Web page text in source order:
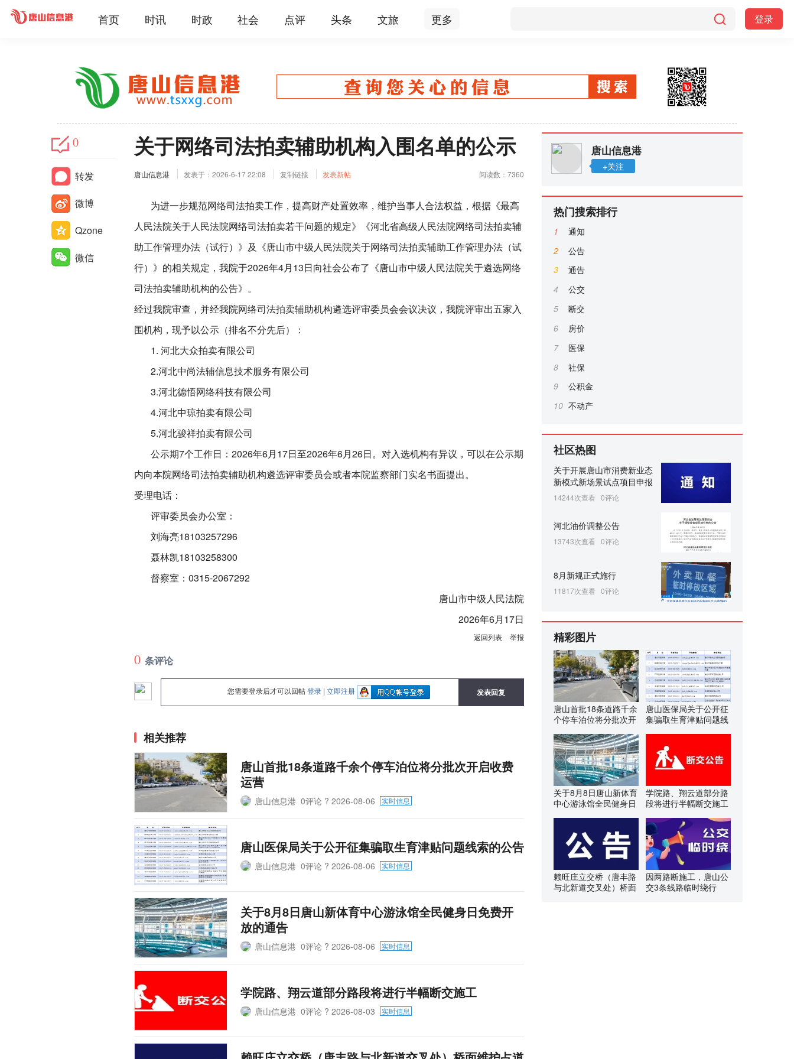
首页 时讯 时政 社会 点评 头条 文旅 更多 登录
0
转发
微博
Qzone
微信
关于网络司法拍卖辅助机构入围名单的公示
唐山信息港 发表于：2026-6-17 22:08 复制链接 发表新帖 阅读数：7360
为进一步规范网络司法拍卖工作，提高财产处置效率，维护当事人合法权益，根据《最高
人民法院关于人民法院网络司法拍卖若干问题的规定》《河北省高级人民法院网络司法拍卖辅
助工作管理办法（试行）》及《唐山市中级人民法院关于网络司法拍卖辅助工作管理办法（试
行）》的相关规定，我院于2026年4月13日向社会公布了《唐山市中级人民法院关于遴选网络
司法拍卖辅助机构的公告》。
经过我院审查，并经我院网络司法拍卖辅助机构遴选评审委员会会议决议，我院评审出五家入
围机构，现予以公示（排名不分先后）：
1. 河北大众拍卖有限公司
2.河北中尚法辅信息技术服务有限公司
3.河北德悟网络科技有限公司
4.河北中琼拍卖有限公司
5.河北骏祥拍卖有限公司
公示期7个工作日：2026年6月17日至2026年6月26日。对入选机构有异议，可以在公示期
内向本院网络司法拍卖辅助机构遴选评审委员会或者本院监察部门实名书面提出。
受理电话：
评审委员会办公室：
刘海亮18103257296
聂林凯18103258300
督察室：0315-2067292
唐山市中级人民法院
2026年6月17日
返回列表 举报
0 条评论
您需要登录后才可以回帖登录 | 立即注册 发表回复
相关推荐
唐山首批18条道路千余个停车泊位将分批次开启收费
运营
唐山信息港 0评论 ? 2026-08-06 实时信息
唐山医保局关于公开征集骗取生育津贴问题线索的公告
唐山信息港 0评论 ? 2026-08-06 实时信息
关于8月8日唐山新体育中心游泳馆全民健身日免费开
放的通告
唐山信息港 0评论 ? 2026-08-06 实时信息
学院路、翔云道部分路段将进行半幅断交施工
唐山信息港 0评论 ? 2026-08-03 实时信息
唐山信息港
+关注
热门搜索排行
1
通知
2
公告
3
通告
4
公交
5
断交
6
房价
7
医保
8
社保
9
公积金
10 不动产
社区热图
关于开展唐山市消费新业态
新模式新场景试点项目申报
14244次查看 0评论
河北油价调整公告
13743次查看 0评论
8月新规正式施行
11817次查看 0评论
精彩图片
唐山首批18条道路千余
个停车泊位将分批次开
唐山医保局关于公开征
集骗取生育津贴问题线
关于8月8日唐山新体育
中心游泳馆全民健身日
学院路、翔云道部分路
段将进行半幅断交施工
赖旺庄立交桥（唐丰路
与北新道交叉处）桥面
因两路断施工，唐山公
交3条线路临时绕行